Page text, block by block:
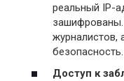
реальный IP-
журналистов,
безопасность.
Доступ к